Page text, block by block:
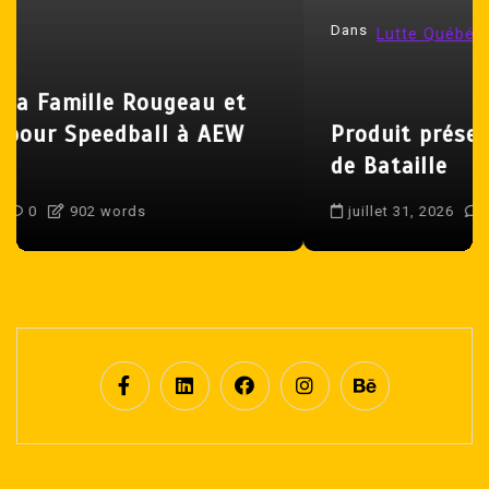
t
i
l
e
Produit présente De la Grosse Crisse
juillet 31, 2026